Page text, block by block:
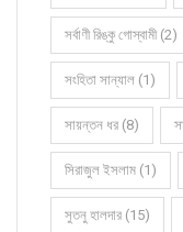
সর্বাণী রিঙ্কু গোস্বামী (2)
সংহিতা সান্যাল (1)
সায়ন্তন ধর (8)
সিরাজুল ইসলাম (1)
সুতনু হালদার (15)